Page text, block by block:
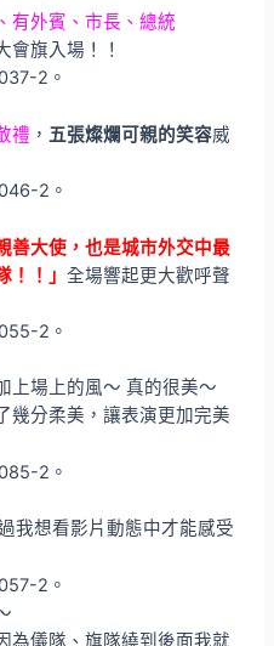
有外賓、市長、總統
會旗入場！！
禮 ，五張燦爛可親的笑容威
善大使，也是城市外交中最
！！」全場響起更大歡呼聲
上場上的風～ 真的很美～
幾分柔美，讓表演更加完美
我想看影片動態中才能感受
為儀隊、旗隊繞到後面我就